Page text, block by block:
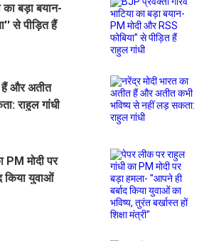
का बड़ा बयान-
से पीड़ित हैं
हैं और अतीत
राहुल गांधी
PM मोदी पर
किया युवाओं